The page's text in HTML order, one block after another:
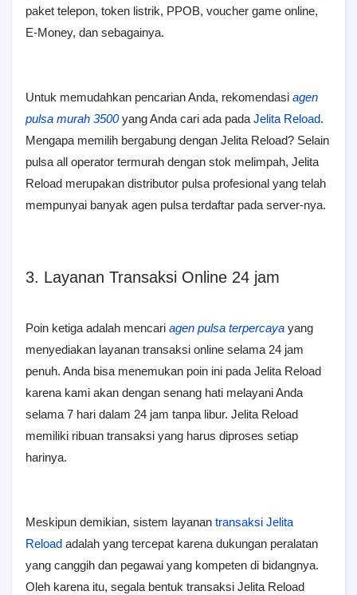
paket telepon, token listrik, PPOB, voucher game online,
E-Money, dan sebagainya.
Untuk memudahkan pencarian Anda, rekomendasi agen
pulsa murah 3500yang Anda cari ada pada Jelita Reload.
Mengapa memilih bergabung dengan Jelita Reload? Selain
pulsa all operator termurah dengan stok melimpah, Jelita
Reload merupakan distributor pulsa profesional yang telah
mempunyai banyak agen pulsa terdaftar pada server-nya.
3. Layanan Transaksi Online 24 jam
Poin ketiga adalah mencari agen pulsa terpercaya yang
menyediakan layanan transaksi online selama 24 jam
penuh. Anda bisa menemukan poin ini pada Jelita Reload
karena kami akan dengan senang hati melayani Anda
selama 7 hari dalam 24 jam tanpa libur. Jelita Reload
memiliki ribuan transaksi yang harus diproses setiap
harinya.
Meskipun demikian, sistem layanan transaksi Jelita
Reload adalah yang tercepat karena dukungan peralatan
yang canggih dan pegawai yang kompeten di bidangnya.
Oleh karena itu, segala bentuk transaksi Jelita Reload